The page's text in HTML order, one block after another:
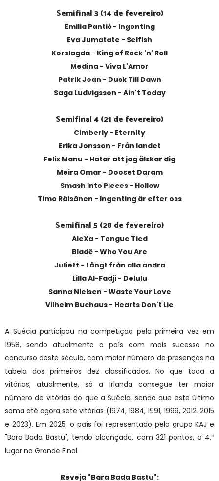
Semifinal 3 (14 de fevereiro)
Emilia Pantić - Ingenting
Eva Jumatate - Selfish
Korslagda - King of Rock 'n' Roll
Medina - Viva L'Amor
Patrik Jean - Dusk Till Dawn
Saga Ludvigsson - Ain't Today
Semifinal 4 (21 de fevereiro)
Cimberly - Eternity
Erika Jonsson - Från landet
Felix Manu - Hatar att jag älskar dig
Meira Omar - Dooset Daram
Smash Into Pieces - Hollow
Timo Räisänen - Ingenting är efter oss
Semifinal 5 (28 de fevereiro)
AleXa - Tongue Tied
Bladë - Who You Are
Juliett - Långt från alla andra
Lilla Al-Fadji - Delulu
Sanna Nielsen - Waste Your Love
Vilhelm Buchaus - Hearts Don't Lie
A Suécia participou na competição pela primeira vez em
1958, sendo atualmente o país com mais sucesso no
concurso deste século, com maior número de presenças na
tabela dos primeiros dez classificados. No que toca a
vitórias, atualmente, só a Irlanda consegue ter maior
número de vitórias do que a Suécia, sendo que este último
soma até agora sete vitórias (1974, 1984, 1991, 1999, 2012, 2015
e 2023). Em 2025, o país foi representado pelo grupo KAJ e
"Bara Bada Bastu", tendo alcançado, com 321 pontos, o 4.º
lugar na Grande Final.
Reveja "Bara Bada Bastu":